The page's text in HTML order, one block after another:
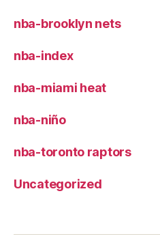
nba-brooklyn nets
nba-index
nba-miami heat
nba-niño
nba-toronto raptors
Uncategorized